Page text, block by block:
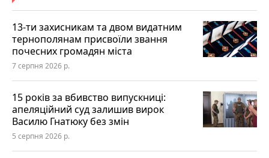
13-ти захисникам та двом видатним
тернополянам присвоїли звання
почесних громадян міста
7 серпня 2026 р.
15 років за вбивство випускниці:
апеляційний суд залишив вирок
Василю Гнатюку без змін
5 серпня 2026 р.